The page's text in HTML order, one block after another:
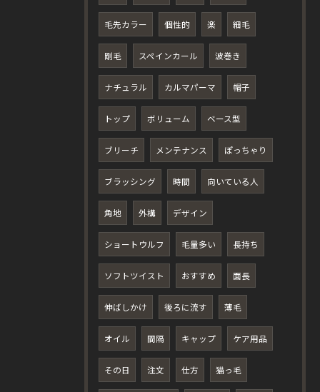
毛先カラー 個性的 楽 細毛
剛毛 スペインカール 波巻き
ナチュラル カルマパーマ 帽子
トップ ボリューム ベース型
ブリーチ メンテナンス ぽっちゃり
ブラッシング 時間 向いている人
角地 外構 デザイン
ショートウルフ 毛量多い 長持ち
ソフトツイスト おすすめ 面長
伸ばしかけ 後ろに流す 薄毛
オイル 間隔 キャップ ケア用品
その日 注文 仕方 猫っ毛